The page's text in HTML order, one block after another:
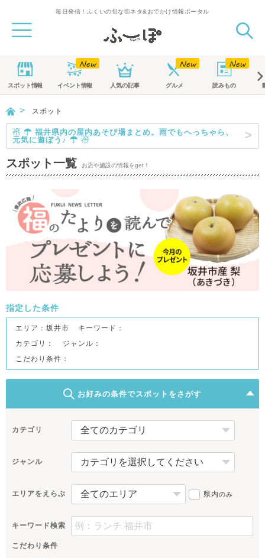
毎日発信！ふくいの旬な街ネタ&おでかけ情報ポータル
スポット情報 イベント情報 人気の記事 グルメ 読みもの
スポット
☃ ☂ 福井県内の屋内あそび場まとめ。雨でもへっちゃら、
元気に遊ぼう♪ ☂ ☃
スポット一覧 お店や施設の情報をget！
指定した条件
エリア： 坂井市
キーワード：
カテゴリ：
ジャンル：
こだわり条件：
お好みの条件でスポットをさがす
カテゴリ
ジャンル
エリアをえらぶ 県内のみ
キーワード検索
こだわり条件